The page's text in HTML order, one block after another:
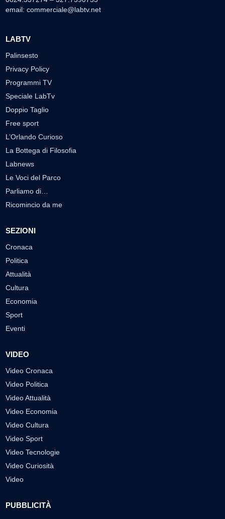
email: commerciale@labtv.net
LABTV
Palinsesto
Privacy Policy
Programmi TV
Speciale LabTv
Doppio Taglio
Free sport
L’Orlando Curioso
La Bottega di Filosofia
Labnews
Le Voci del Parco
Parliamo di…
Ricomincio da me
SEZIONI
Cronaca
Politica
Attualità
Cultura
Economia
Sport
Eventi
VIDEO
Video Cronaca
Video Politica
Video Attualità
Video Economia
Video Cultura
Video Sport
Video Tecnologie
Video Curiosità
Video
PUBBLICITÀ